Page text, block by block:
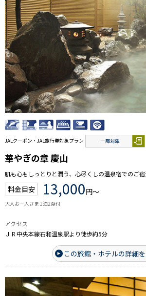
JALクーポン・JAL旅行券対象プラン
華やぎの章 慶山
肌も心もしっとりと潤う、心尽くしの温泉宿でのご
料金目安 13,000円～
大人お一人さま 1泊2食付
アクセス
ＪＲ中央本線石和温泉駅より徒歩約5分
この旅館・ホテルの詳細